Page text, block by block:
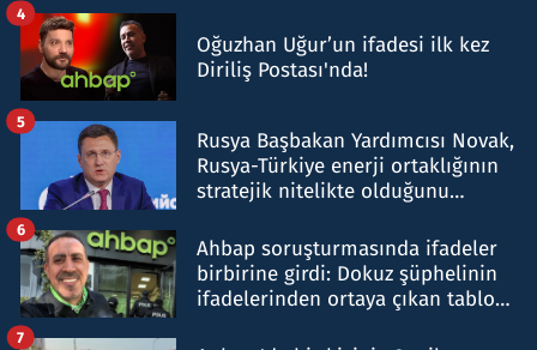
Oğuzhan Uğur’un ifadesi ilk kez
Diriliş Postası'nda!
4
Rusya Başbakan Yardımcısı Novak,
Rusya-Türkiye enerji ortaklığının
stratejik nitelikte olduğunu
5
Ahbap soruşturmasında ifadeler
birbirine girdi: Dokuz şüphelinin
ifadelerinden ortaya çıkan tablo
6
7